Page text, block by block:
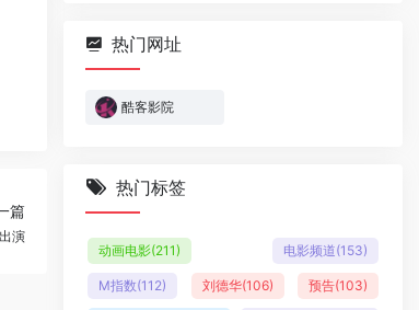
篇
演
热门网址
酷客影院
热门标签
动画电影(211) 电影频道(153)
M指数(112) 刘德华(106) 预告(103)